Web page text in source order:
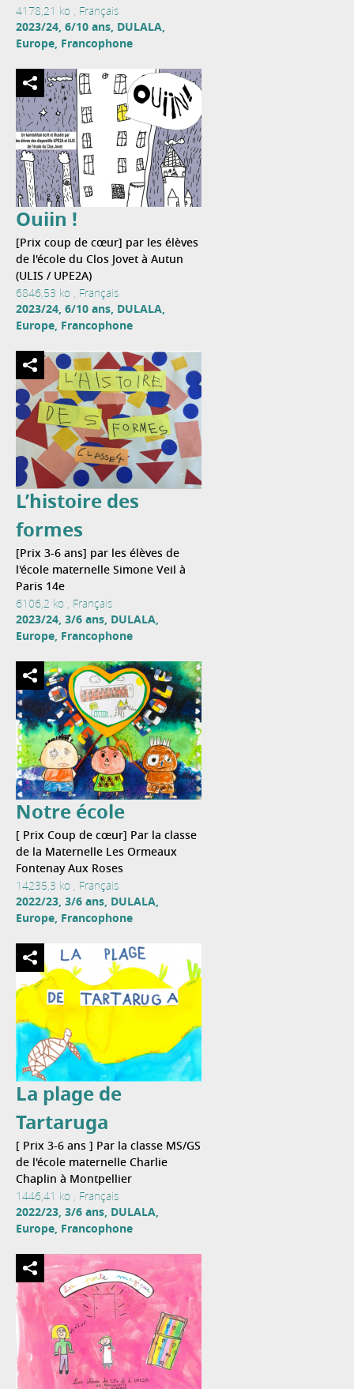
4178,21 ko , Français
2023/24, 6/10 ans, DULALA,
Europe, Francophone
Ouiin !
[Prix coup de cœur] par les élèves
de l'école du Clos Jovet à Autun
(ULIS / UPE2A)
6846,53 ko , Français
2023/24, 6/10 ans, DULALA,
Europe, Francophone
L’histoire des
formes
[Prix 3-6 ans] par les élèves de
l'école maternelle Simone Veil à
Paris 14e
6106,2 ko , Français
2023/24, 3/6 ans, DULALA,
Europe, Francophone
Notre école
[ Prix Coup de cœur] Par la classe
de la Maternelle Les Ormeaux
Fontenay Aux Roses
14235,3 ko , Français
2022/23, 3/6 ans, DULALA,
Europe, Francophone
La plage de
Tartaruga
[ Prix 3-6 ans ] Par la classe MS/GS
de l'école maternelle Charlie
Chaplin à Montpellier
1446,41 ko , Français
2022/23, 3/6 ans, DULALA,
Europe, Francophone